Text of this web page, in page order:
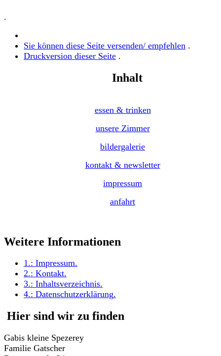
.
Sie können diese Seite versenden/ empfehlen .
Druckversion dieser Seite .
Inhalt
essen & trinken
unsere Zimmer
bildergalerie
kontakt & newsletter
impressum
anfahrt
Weitere Informationen
1.: Impressum.
2.: Kontakt.
3.: Inhaltsverzeichnis.
4.: Datenschutzerklärung.
Hier sind wir zu finden
Gabis kleine Spezerey
Familie Gatscher